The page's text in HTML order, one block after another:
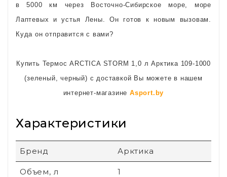
в 5000 км через Восточно-Сибирское море, море
Лаптевых и устья Лены. Он готов к новым вызовам.
Куда он отправится с вами?
Купить Термос ARCTICA STORM 1,0 л Арктика 109-1000
(зеленый, черный) с доставкой Вы можете в нашем
интернет-магазинеAsport.by
Характеристики
Бренд Арктика
Объем, л 1